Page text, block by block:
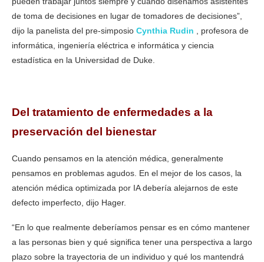
de toma de decisiones en lugar de tomadores de decisiones”,
dijo la panelista del pre-simposio Cynthia Rudin
, profesora de
informática, ingeniería eléctrica e informática y ciencia
estadística en la Universidad de Duke.
Del tratamiento de enfermedades a la
preservación del bienestar
Cuando pensamos en la atención médica, generalmente
pensamos en problemas agudos. En el mejor de los casos, la
atención médica optimizada por IA debería alejarnos de este
defecto imperfecto, dijo Hager.
“En lo que realmente deberíamos pensar es en cómo mantener
a las personas bien y qué significa tener una perspectiva a largo
plazo sobre la trayectoria de un individuo y qué los mantendrá